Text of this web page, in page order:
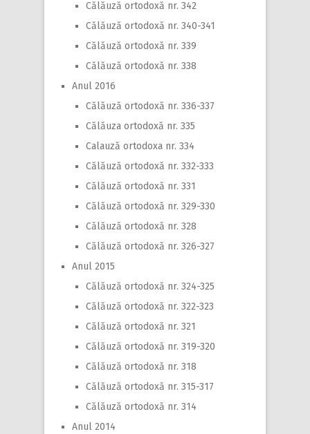
Călăuză ortodoxă nr. 342
Călăuză ortodoxă nr. 340-341
Călăuză ortodoxă nr. 339
Călăuză ortodoxă nr. 338
Anul 2016
Călăuză ortodoxă nr. 336-337
Călăuza ortodoxă nr. 335
Calauză ortodoxa nr. 334
Călăuză ortodoxă nr. 332-333
Călăuză ortodoxă nr. 331
Călăuză ortodoxă nr. 329-330
Călăuză ortodoxă nr. 328
Călăuză ortodoxă nr. 326-327
Anul 2015
Călăuză ortodoxă nr. 324-325
Călăuză ortodoxă nr. 322-323
Călăuză ortodoxă nr. 321
Călăuză ortodoxă nr. 319-320
Călăuză ortodoxă nr. 318
Călăuză ortodoxă nr. 315-317
Călăuză ortodoxă nr. 314
Anul 2014